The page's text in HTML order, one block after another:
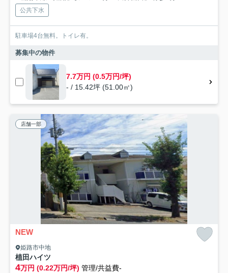
公共下水
駐車場4台無料。トイレ有。
募集中の物件
7.7万円 (0.5万円/坪)
- / 15.42坪 (51.00㎡)
店舗一部
NEW
姫路市中地
植田ハイツ
4万円 (0.22万円/坪) 管理/共益費-